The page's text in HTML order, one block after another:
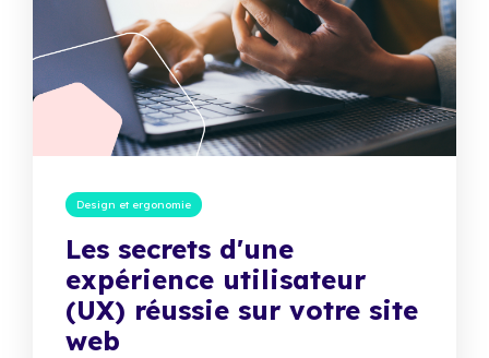
Design et ergonomie
Les secrets d'une
expérience utilisateur
(UX) réussie sur votre site
web